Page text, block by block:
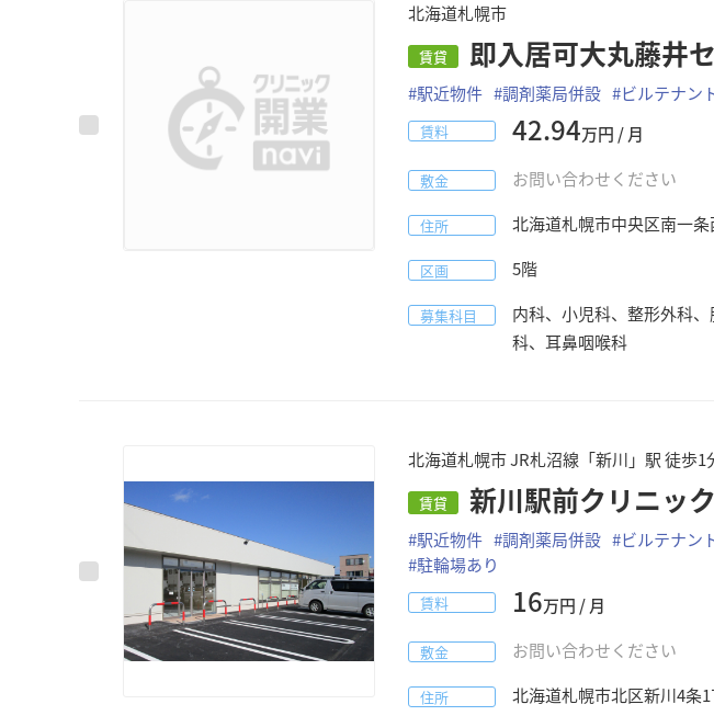
北海道札幌市
賃貸 即入居可大丸藤井
#駅近物件 #調剤薬局併設 #ビルテナン
賃料 42.94万円 / 月
敷金 お問い合わせください
住所 北海道札幌市中央区南一
区画 5階
募集科目
内科、小児科、整形外科
科、耳鼻咽喉科
北海道札幌市 JR札沼線「新川」駅 徒歩1
賃貸 新川駅前クリニッ
#駅近物件 #調剤薬局併設 #ビルテナン
#駐輪場あり
賃料 16万円 / 月
敷金 お問い合わせください
住所 北海道札幌市北区新川4条